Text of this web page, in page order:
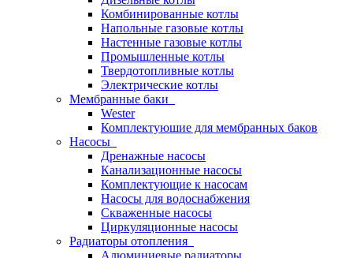
Комбинированные котлы
Напольные газовые котлы
Настенные газовые котлы
Промышленные котлы
Твердотопливные котлы
Электрические котлы
Мембранные баки
Wester
Комплектуюшие для мембранных баков
Насосы
Дренажные насосы
Канализационные насосы
Комплектующие к насосам
Насосы для водоснабжения
Скваженные насосы
Циркуляционные насосы
Радиаторы отопления
Алюминиевые радиаторы